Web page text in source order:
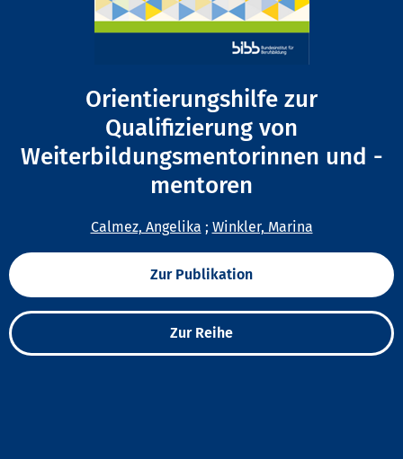
Orientierungshilfe zur
Qualifizierung von
Weiterbildungsmentorinnen und -
mentoren
Calmez, Angelika ; Winkler, Marina
Zur Publikation
Zur Reihe